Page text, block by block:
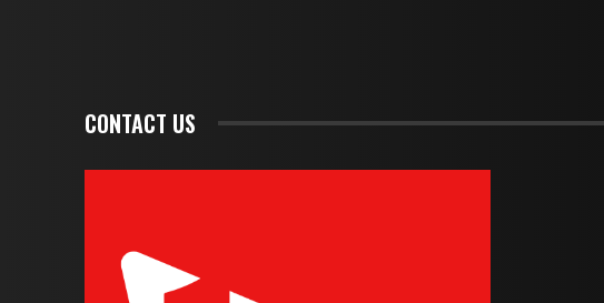
CONTACT US